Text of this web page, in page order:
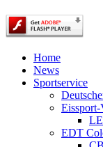
Home
News
Sportservice
EDT